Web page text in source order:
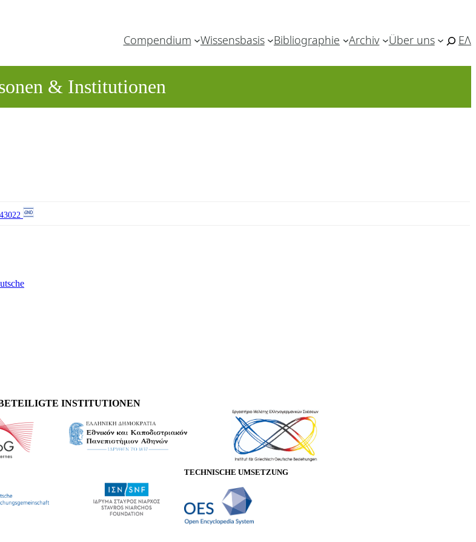
Compendium Wissensbasis Bibliographie Archiv Über uns ΕΛ
& Institutionen
INSTITUTIONEN
TECHNISCHE UMSETZUNG